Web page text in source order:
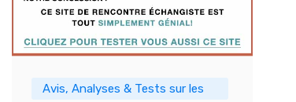
Avis, Analyses & Tests sur les